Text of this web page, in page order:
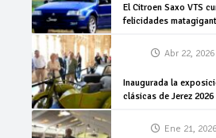
El Citroen Saxo VTS
felicidades
Abr 22, 2026
Inaugurada la
clásicas de Jerez 2026
Ene 21, 2026